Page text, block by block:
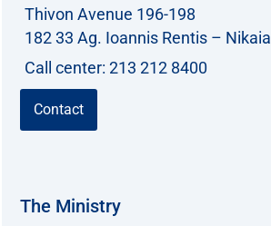
Thivon Avenue 196-198
182 33 Ag. Ioannis Rentis – Nikaia
Call center: 213 212 8400
Contact
The Ministry